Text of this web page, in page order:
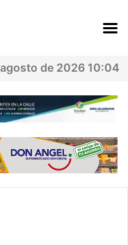
de 2026 10:04